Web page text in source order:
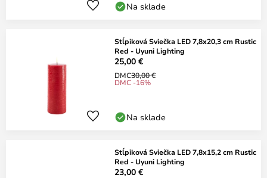
Na sklade
Stĺpiková Sviečka LED 7,8x20,3 cm Rustic
Red - Uyuni Lighting
25,00 €
DMC30,00 €
DMC -16%
Na sklade
Stĺpiková Sviečka LED 7,8x15,2 cm Rustic
Red - Uyuni Lighting
23,00 €